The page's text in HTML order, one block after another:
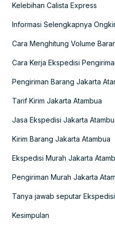
Kelebihan Calista Express
Informasi Selengkapnya
Cara Menghitung Volume
Cara Kerja Ekspedisi
Pengiriman Barang Jakarta
Tarif Kirim Jakarta Atambua
Jasa Ekspedisi Jakarta
Kirim Barang Jakarta Atambua
Ekspedisi Murah Jakarta
Pengiriman Murah Jakarta
Tanya jawab seputar
Kesimpulan